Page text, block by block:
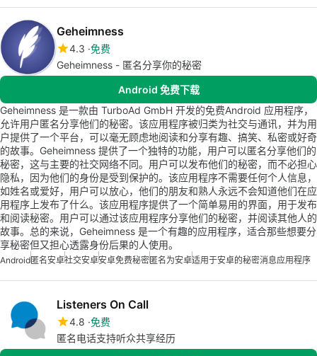
Geheimness
4.3 免费
Geheimness - 匿名分享你的秘密
Android 免费下载
Geheimness 是一款由 TurboAd GmbH 开发的免费Android 应用程序，
允许用户匿名分享他们的秘密。该应用程序被归类为社交与通讯，并为用
户提供了一个平台，可以毫无顾虑地阅读和分享有趣、搞笑、私密或好奇
的故事。Geheimness 提供了一个独特的功能，用户可以匿名分享他们的
秘密，这与主要的社交网络不同。用户可以发布他们的秘密，而不必担心
隐私，因为他们的身份是受到保护的。该应用程序不需要任何个人信息，
如姓名或爱好，用户可以放心，他们的朋友和熟人永远不会知道他们在应
用程序上发布了什么。该应用程序提供了一个简单易用的界面，用于发布
和阅读秘密。用户可以通过该应用程序分享他们的秘密，并阅读其他人的
故事。总的来说，Geheimness 是一个有趣的应用程序，适合那些想要分
享秘密但又担心透露身份后果的人使用。
Android匿名安卓社交安卓安卓免费秘密匿名为安卓适用于安卓的秘密消息应用程序
Listeners On Call
4.8 免费
匿名电话支持听众共享经历